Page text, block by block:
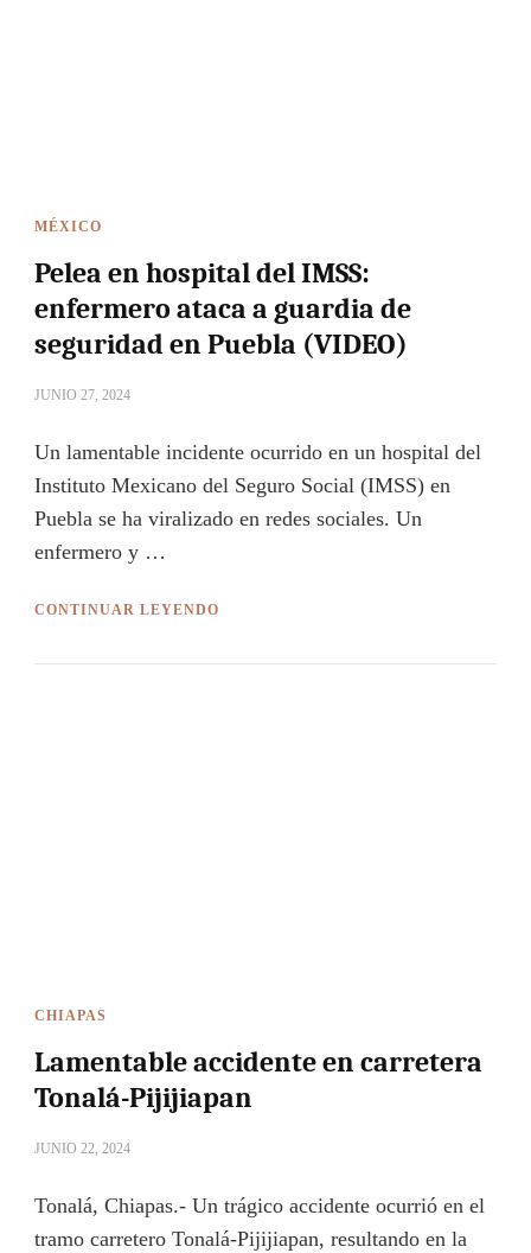
MÉXICO
Pelea en hospital del IMSS:
enfermero ataca a guardia de
seguridad en Puebla (VIDEO)
JUNIO 27, 2024
Un lamentable incidente ocurrido en un hospital del
Instituto Mexicano del Seguro Social (IMSS) en
Puebla se ha viralizado en redes sociales. Un
enfermero y …
CONTINUAR LEYENDO
CHIAPAS
Lamentable accidente en carretera
Tonalá-Pijijiapan
JUNIO 22, 2024
Tonalá, Chiapas.- Un trágico accidente ocurrió en el
tramo carretero Tonalá-Pijijiapan, resultando en la